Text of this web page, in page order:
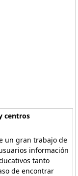
centros
un gran trabajo de
información
tanto
de encontrar